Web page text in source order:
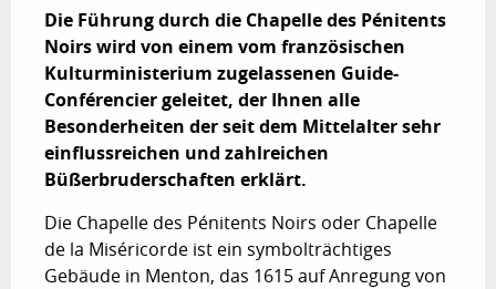
Die Führung durch die Chapelle des Pénitents
Noirs wird von einem vom französischen
Kulturministerium zugelassenen Guide-
Conférencier geleitet, der Ihnen alle
Besonderheiten der seit dem Mittelalter sehr
einflussreichen und zahlreichen
Büßerbruderschaften erklärt.
Die Chapelle des Pénitents Noirs oder Chapelle
de la Miséricorde ist ein symbolträchtiges
Gebäude in Menton, das 1615 auf Anregung von